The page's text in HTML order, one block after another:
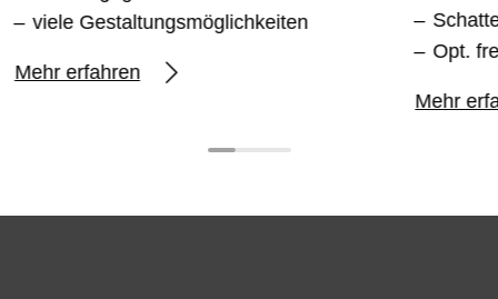
viele Gestaltungsmöglichkeiten
Mehr erfahren
Opt.
Mehr